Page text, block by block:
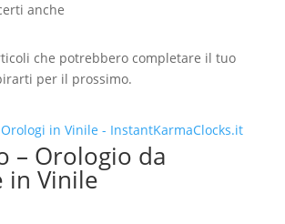
anche
che potrebbero completare il tuo
per il prossimo.
– Orologio da
in Vinile